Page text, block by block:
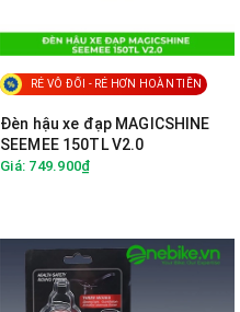
RẺ VÔ ĐỐI - RẺ HƠN HOÀN TIỀN
Đèn hậu xe đạp MAGICSHINE
SEEMEE 150TL V2.0
Giá: 749.900₫